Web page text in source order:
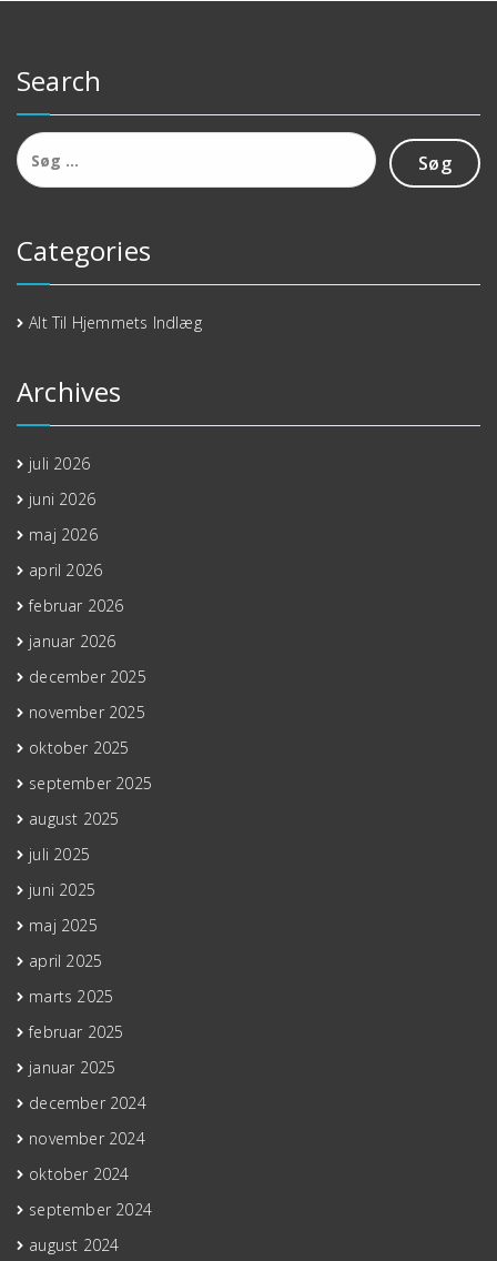
Search
Søg
efter:
Categories
Alt Til Hjemmets Indlæg
Archives
juli 2026
juni 2026
maj 2026
april 2026
februar 2026
januar 2026
december 2025
november 2025
oktober 2025
september 2025
august 2025
juli 2025
juni 2025
maj 2025
april 2025
marts 2025
februar 2025
januar 2025
december 2024
november 2024
oktober 2024
september 2024
august 2024